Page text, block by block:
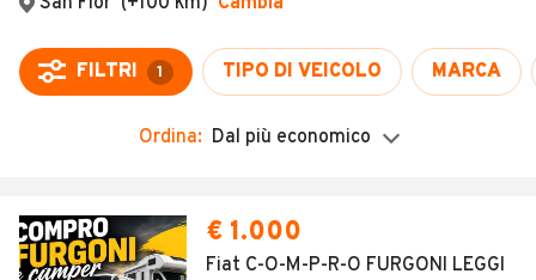
Auto Km 0
Auto Nuove
Noleggio a lungo termine
Moto
ACCEDI
Ordina: Dal più economico
€ 1.000
Fiat C-O-M-P-R-O FURGONI LEGGI